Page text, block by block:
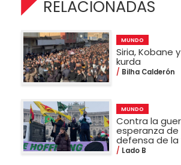
RELACIONADAS
MUNDO
Siria, Kobane
kurda
Bilha Calderón
MUNDO
Contra la
esperanza de
defensa de la
Lado B